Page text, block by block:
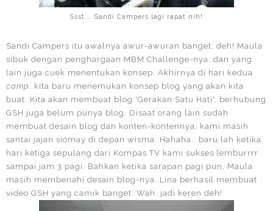
Ssst... Sandi Campers lagi rapat nih!
Sandi Campers itu awalnya awur-awuran banget, deh! Maula
sibuk dengan penghargaan MBM Challenge-nya, dan yang
lain juga cuek menentukan konsep. Akhirnya di hari kedua
camp
, kita baru menemukan konsep blog yang akan kita
buat. Kita akan membuat blog 'Gerakan Satu Hati', berhubung
GSH juga belum punya blog. Disaat orang lain sudah
membuat desain blog dan konten-kontennya, kami masih
santai jajan siomay di depan wisma. Hahaha.. baru lah ketika
hari ketiga sepulang dari Kompas TV kami sukses lemburrrr
sampai jam 3 pagi. Bahkan ketika sarapan pagi pun, Maula
masih membenahi desain blog-nya. Lina berhasil membuat
video GSH yang camik banget. Wah, jadi keren deh!